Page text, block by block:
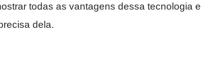
todas as vantagens dessa tecnologia e
dela.